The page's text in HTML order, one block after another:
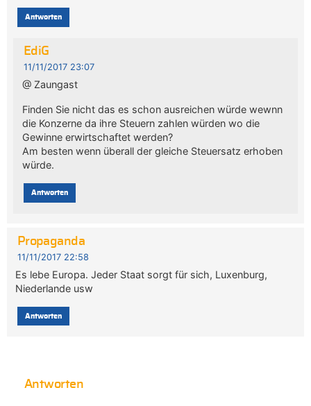
Antworten
EdiG
11/11/2017 23:07
@ Zaungast
Finden Sie nicht das es schon ausreichen würde wewnn
die Konzerne da ihre Steuern zahlen würden wo die
Gewinne erwirtschaftet werden?
Am besten wenn überall der gleiche Steuersatz erhoben
würde.
Antworten
Propaganda
11/11/2017 22:58
Es lebe Europa. Jeder Staat sorgt für sich, Luxenburg,
Niederlande usw
Antworten
Antworten